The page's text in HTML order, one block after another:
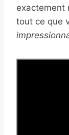
exactement
tout ce que